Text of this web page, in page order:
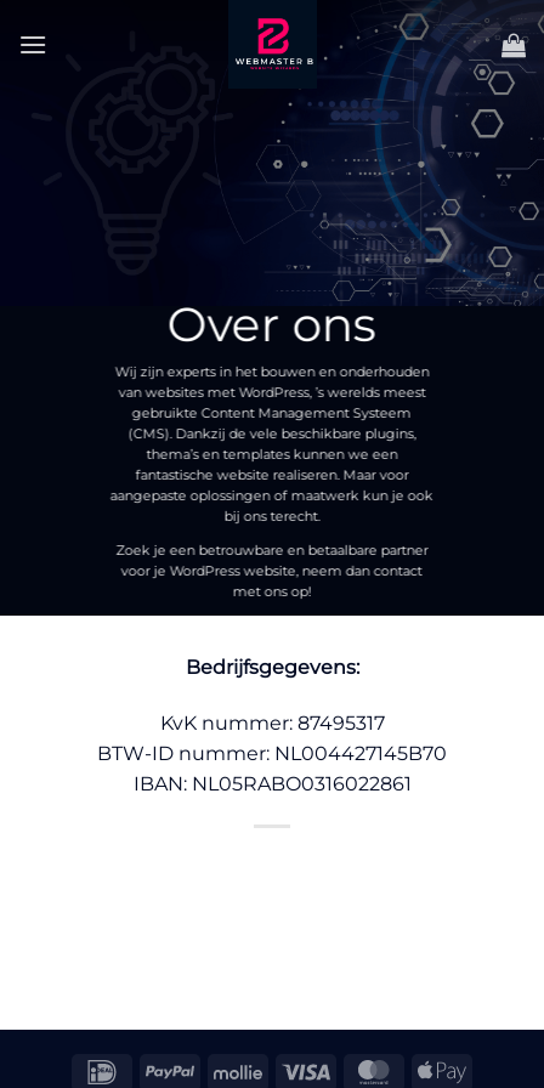
naar
Over ons
Wij zijn experts in het bouwen en onderhouden
van websites met WordPress, ’s werelds meest
gebruikte Content Management Systeem
(CMS). Dankzij de vele beschikbare plugins,
thema’s en templates kunnen we een
fantastische website realiseren. Maar voor
aangepaste oplossingen of maatwerk kun je ook
bij ons terecht.
Zoek je een betrouwbare en betaalbare partner
voor je WordPress website, neem dancontact
met ons op!
Bedrijfsgegevens:
KvK nummer: 87495317
BTW-ID nummer: NL004427145B70
IBAN: NL05RABO0316022861
IDeal PayPal Mollie Visa MasterCardApple